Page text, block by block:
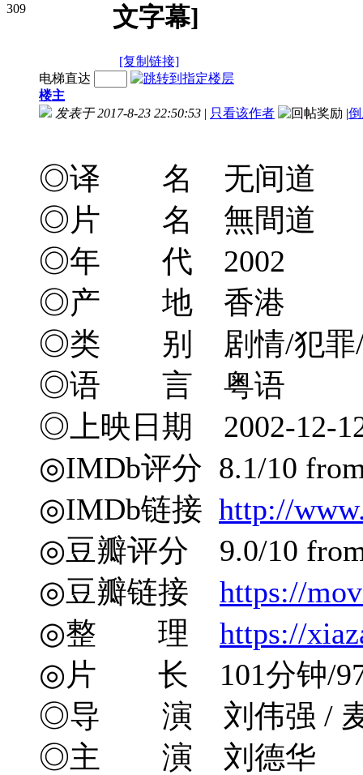
309
文字幕]
[复制链接]
电梯直达
楼主
发表于 2017-8-23 22:50:53 | 只看该作者 |
◎译 名 无间道
◎片 名 無間道
◎年 代 2002
◎产 地 香港
◎类 别 剧情/犯罪/
◎语 言 粤语
◎上映日期 2002-12-
◎IMDb评分 8.1/10 from
◎IMDb链接 http://
◎豆瓣评分 9.0/10 from
◎豆瓣链接 https://
◎整 理 https://
◎片 长 101分钟/97
◎导 演 刘伟强 / 麦
◎主 演 刘德华